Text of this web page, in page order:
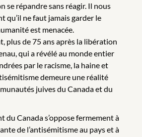
se répandre sans réagir. Il nous
qu’il ne faut jamais garder le
est menacée.
plus de 75 ans après la libération
qui a révélé au monde entier
par le racisme, la haine et
demeure une réalité
juives du Canada et du
du Canada s’oppose fermement à
de l’antisémitisme au pays et à